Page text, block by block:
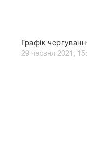
Графік
29 червня 2021,